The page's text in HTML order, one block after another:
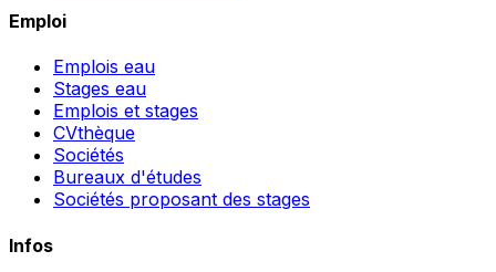
Emploi
Emplois eau
Stages eau
Emplois et stages
CVthèque
Sociétés
Bureaux d'études
Sociétés proposant des stages
Infos